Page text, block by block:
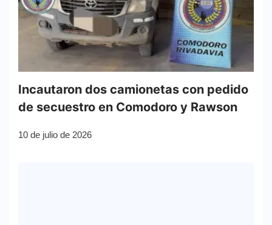
Incautaron dos camionetas con pedido
de secuestro en Comodoro y Rawson
10 de julio de 2026